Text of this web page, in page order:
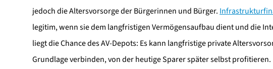
jedoch die Altersvorsorge der Bürgerinnen und Bürger.
legitim, wenn sie dem langfristigen Vermögensaufbau dient und die
liegt die Chance des AV-Depots: Es kann langfristige private
Grundlage verbinden, von der heutige Sparer später selbst profitieren.